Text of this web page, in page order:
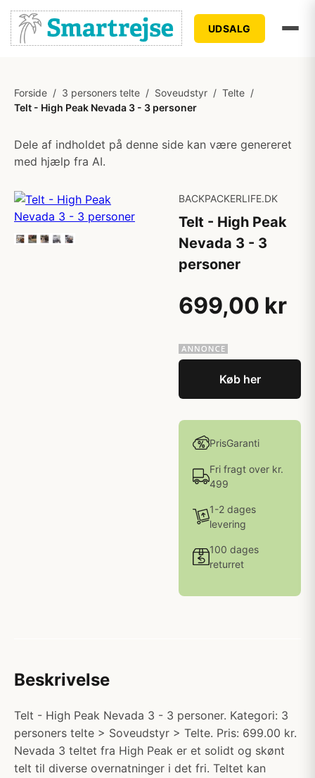
UDSALG
Forside / 3 personers telte / Soveudstyr / Telte /
Telt - High Peak Nevada 3 - 3 personer
Dele af indholdet på denne side kan være genereret
med hjælp fra AI.
BACKPACKERLIFE.DK
Telt - High Peak
Nevada 3 - 3
personer
699,00 kr
Køb her
PrisGaranti
Fri fragt over kr.
499
1-2 dages
levering
100 dages
returret
Beskrivelse
Telt - High Peak Nevada 3 - 3 personer. Kategori: 3
personers telte > Soveudstyr > Telte. Pris: 699.00 kr.
Nevada 3 teltet fra High Peak er et solidt og skønt
telt til diverse overnatninger i det fri. Teltet kan